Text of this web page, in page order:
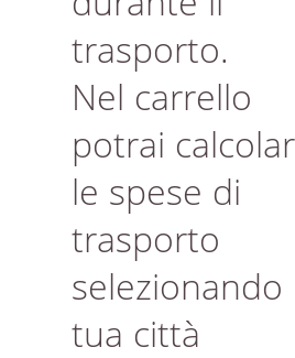
trasporto.
Nel carrello
potrai
le spese di
trasporto
selezionando
tua città